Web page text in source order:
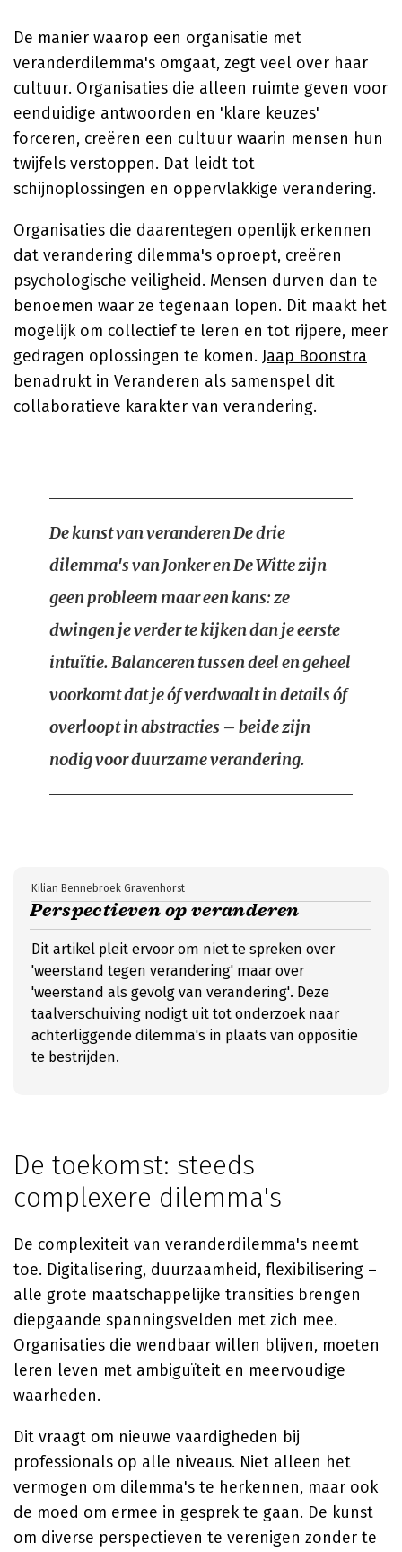
De manier waarop een organisatie met
veranderdilemma's omgaat, zegt veel over haar
cultuur. Organisaties die alleen ruimte geven voor
eenduidige antwoorden en 'klare keuzes'
forceren, creëren een cultuur waarin mensen hun
twijfels verstoppen. Dat leidt tot
schijnoplossingen en oppervlakkige verandering.
Organisaties die daarentegen openlijk erkennen
dat verandering dilemma's oproept, creëren
psychologische veiligheid. Mensen durven dan te
benoemen waar ze tegenaan lopen. Dit maakt het
mogelijk om collectief te leren en tot rijpere, meer
gedragen oplossingen te komen. Jaap Boonstra
benadrukt in Veranderen als samenspel dit
collaboratieve karakter van verandering.
De kunst van veranderenDe drie
dilemma's van Jonker en De Witte zijn
geen probleem maar een kans: ze
dwingen je verder te kijken dan je eerste
intuïtie. Balanceren tussen deel en geheel
voorkomt dat je óf verdwaalt in details óf
overloopt in abstracties – beide zijn
nodig voor duurzame verandering.
Perspectieven op veranderen
Kilian Bennebroek Gravenhorst
Dit artikel pleit ervoor om niet te spreken over
'weerstand tegen verandering' maar over
'weerstand als gevolg van verandering'. Deze
taalverschuiving nodigt uit tot onderzoek naar
achterliggende dilemma's in plaats van oppositie
te bestrijden.
De toekomst: steeds
complexere dilemma's
De complexiteit van veranderdilemma's neemt
toe. Digitalisering, duurzaamheid, flexibilisering –
alle grote maatschappelijke transities brengen
diepgaande spanningsvelden met zich mee.
Organisaties die wendbaar willen blijven, moeten
leren leven met ambiguïteit en meervoudige
waarheden.
Dit vraagt om nieuwe vaardigheden bij
professionals op alle niveaus. Niet alleen het
vermogen om dilemma's te herkennen, maar ook
de moed om ermee in gesprek te gaan. De kunst
om diverse perspectieven te verenigen zonder te